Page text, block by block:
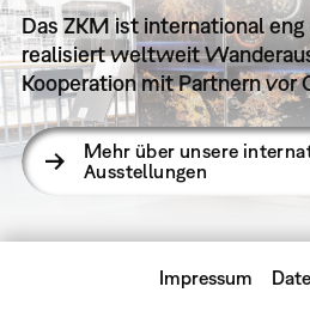
Das ZKM ist international
realisiert weltweit
Kooperation mit Partnern vor
Mehr über unsere
Ausstellungen
Impressum